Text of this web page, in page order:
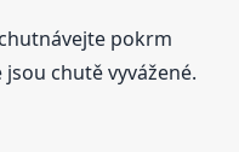
pokrm
chutě vyvážené.